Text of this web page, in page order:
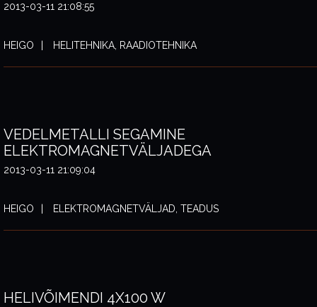
2013-03-11 21:08:55
HEIGO HELITEHNIKA, RAADIOTEHNIKA
VEDELMETALLI SEGAMINE
ELEKTROMAGNETVÄLJADEGA
2013-03-11 21:09:04
HEIGO ELEKTROMAGNETVÄLJAD, TEADUS
HELIVÕIMENDI 4X100 W